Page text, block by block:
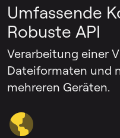
Umfassende
Robuste API
Verarbeitung einer
Dateiformaten und
mehreren Geräten.